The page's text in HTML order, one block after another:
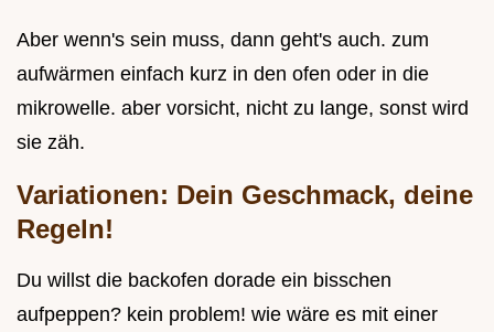
Aber wenn's sein muss, dann geht's auch. zum
aufwärmen einfach kurz in den ofen oder in die
mikrowelle. aber vorsicht, nicht zu lange, sonst wird
sie zäh.
Variationen: Dein Geschmack, deine
Regeln!
Du willst die backofen dorade ein bisschen
aufpeppen? kein problem! wie wäre es mit einer